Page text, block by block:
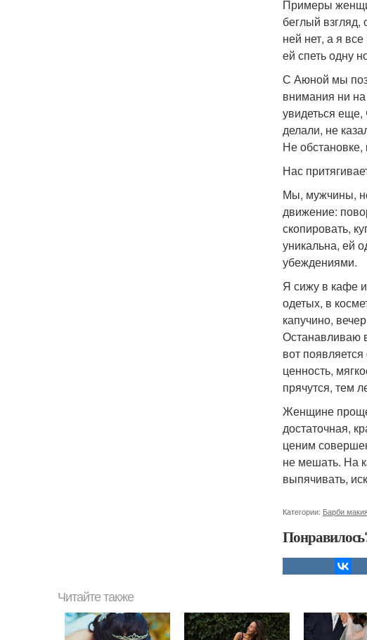
Примеры
беглый
ней нет, а я
ей спеть одну
С Аюной мы
внимания ни
увидеться еще,
делали, не
Не
Нас
Мы, мужчины,
движение:
скопировать,
уникальна, ей
убеждениями.
Я сижу в кафе
одетых, в
капучино,
Останавливаю
вот
ценность,
прячутся, тем
Женщине
достаточная,
ценим
не мешать. На
выпячивать,
Категории: Барби
Читайте также